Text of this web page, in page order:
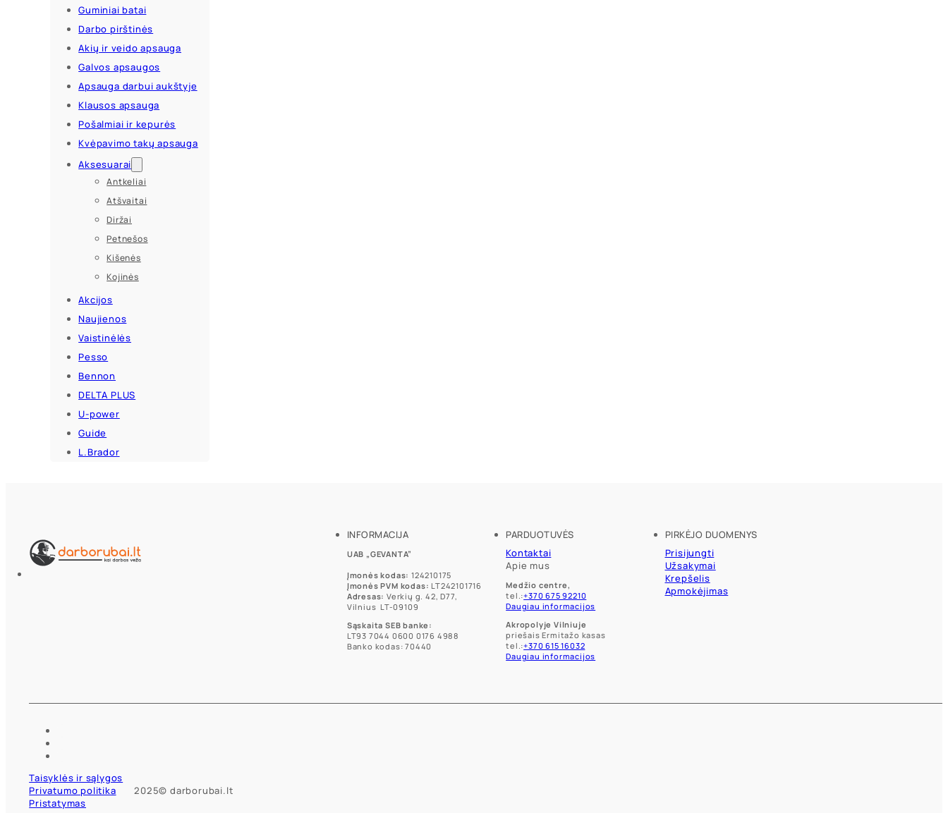
Guminiai batai
Darbo pirštinės
Akių ir veido apsauga
Galvos apsaugos
Apsauga darbui aukštyje
Klausos apsauga
Pošalmiai ir kepurės
Kvėpavimo takų apsauga
Aksesuarai
Antkeliai
Atšvaitai
Diržai
Petnešos
Kišenės
Kojinės
Akcijos
Naujienos
Vaistinėlės
Pesso
Bennon
DELTA PLUS
U-power
Guide
L.Brador
INFORMACIJA
UAB „GEVANTA”
Įmonės kodas: 124210175
Įmonės PVM kodas: LT242101716
Adresas: Verkių g. 42, D77,
Vilnius LT-09109
Sąskaita SEB banke:
LT93 7044 0600 0176 4988
Banko kodas: 70440
PARDUOTUVĖS
Kontaktai
Apie mus
Medžio centre,
tel.:+370 675 92210
Daugiau informacijos
Akropolyje Vilniuje
priešais Ermitažo kasas
tel.:+370 615 16032
Daugiau informacijos
PIRKĖJO DUOMENYS
Prisijungti
Užsakymai
Krepšelis
Apmokėjimas
Taisyklės ir sąlygos
Privatumo politika
Pristatymas
2025© darborubai.lt